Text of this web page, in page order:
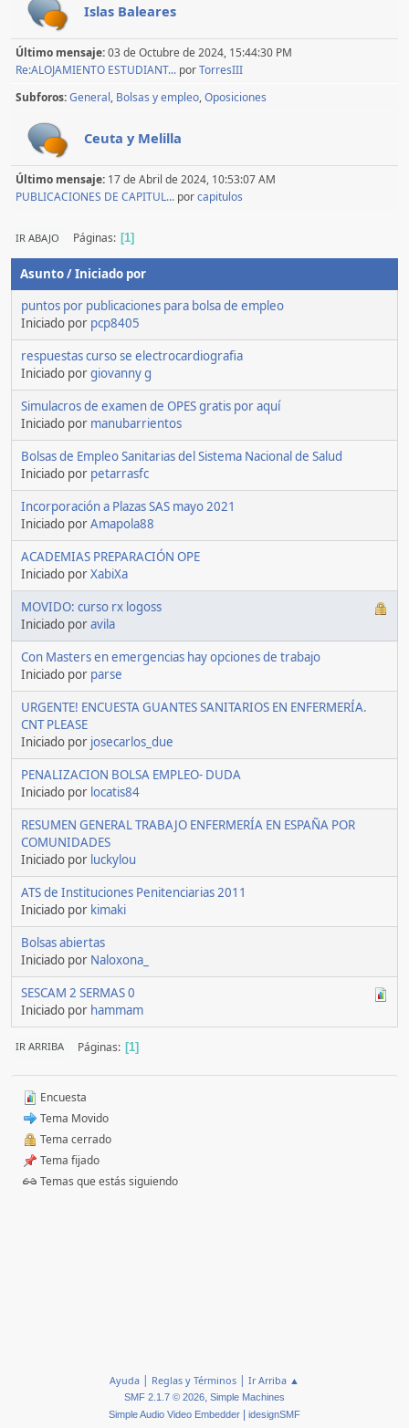
Islas Baleares
Último mensaje:03 de Octubre de 2024, 15:44:30 PM
Re:ALOJAMIENTO ESTUDIANT... porTorresIII
Subforos General Bolsas y empleo Oposiciones
Ceuta y Melilla
Último mensaje: 17 de Abril de 2024, 10:53:07 AM
PUBLICACIONES DE CAPITUL... porcapitulos
IR ABAJO Páginas 1
Asunto/Iniciado por
puntos por publicaciones para bolsa de empleo
Iniciado por pcp8405
respuestas curso se electrocardiografia
Iniciado porgiovanny g
Simulacros de examen de OPES gratis por aquí
Iniciado por manubarrientos
Bolsas de Empleo Sanitarias del Sistema Nacional de Salud
Iniciado por petarrasfc
Incorporación a Plazas SAS mayo 2021
Iniciado porAmapola88
ACADEMIAS PREPARACIÓN OPE
Iniciado porXabiXa
MOVIDO: curso rx logoss
Iniciado poravila
Con Masters en emergencias hay opciones de trabajo
Iniciado por parse
URGENTE! ENCUESTA GUANTES SANITARIOS EN ENFERMERÍA.
CNT PLEASE
Iniciado por josecarlos_due
PENALIZACION BOLSA EMPLEO- DUDA
Iniciado por locatis84
RESUMEN GENERAL TRABAJO ENFERMERÍA EN ESPAÑA POR
COMUNIDADES
Iniciado por luckylou
ATS de Instituciones Penitenciarias 2011
Iniciado por kimaki
Bolsas abiertas
Iniciado por Naloxona_
SESCAM 2 SERMAS 0
Iniciado por hammam
IR ARRIBA Páginas 1
Encuesta
Tema Movido
Tema cerrado
Tema fijado
Temas que estás siguiendo
Ayuda | Reglas y Términos | Ir Arriba ▲
SMF 2.1.7 © 2026, Simple Machines
Simple Audio Video Embedder
idesignSMF